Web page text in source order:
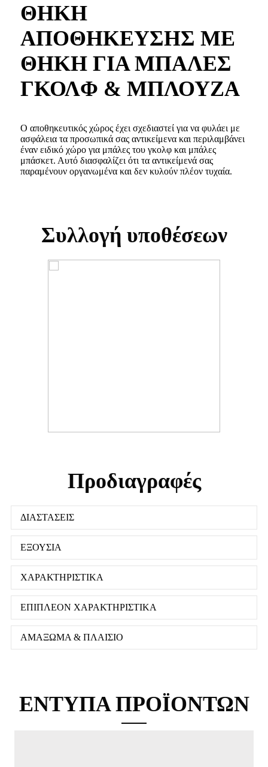
ΘΗΚΗ
ΑΠΟΘΗΚΕΥΣΗΣ ΜΕ
ΘΗΚΗ ΓΙΑ ΜΠΑΛΕΣ
ΓΚΟΛΦ & ΜΠΛΟΥΖΑ
Ο αποθηκευτικός χώρος έχει σχεδιαστεί για να φυλάει με
ασφάλεια τα προσωπικά σας αντικείμενα και περιλαμβάνει
έναν ειδικό χώρο για μπάλες του γκολφ και μπάλες
μπάσκετ. Αυτό διασφαλίζει ότι τα αντικείμενά σας
παραμένουν οργανωμένα και δεν κυλούν πλέον τυχαία.
Συλλογή υποθέσεων
Προδιαγραφές
ΔΙΑΣΤΑΣΕΙΣ
ΕΞΟΥΣΙΑ
ΧΑΡΑΚΤΗΡΙΣΤΙΚΑ
ΕΠΙΠΛΕΟΝ ΧΑΡΑΚΤΗΡΙΣΤΙΚΑ
ΑΜΑΞΩΜΑ & ΠΛΑΙΣΙΟ
ΕΝΤΥΠΑ ΠΡΟΪΟΝΤΩΝ